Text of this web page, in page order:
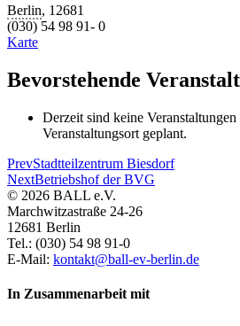
Berlin, 12681
(030) 54 98 91- 0
KarteBürgerhaus
Bevorstehende
Derzeit sind keine Veranstaltungen
Veranstaltungsort geplant.
PrevStadtteilzentrum Biesdorf
NextBetriebshof der BVG
© 2026 BALL e.V.
Marchwitzastraße 24-26
12681 Berlin
Tel.: (030) 54 98 91-0
E-Mail: kontakt@ball-ev-berlin.de
In Zusammenarbeit mit